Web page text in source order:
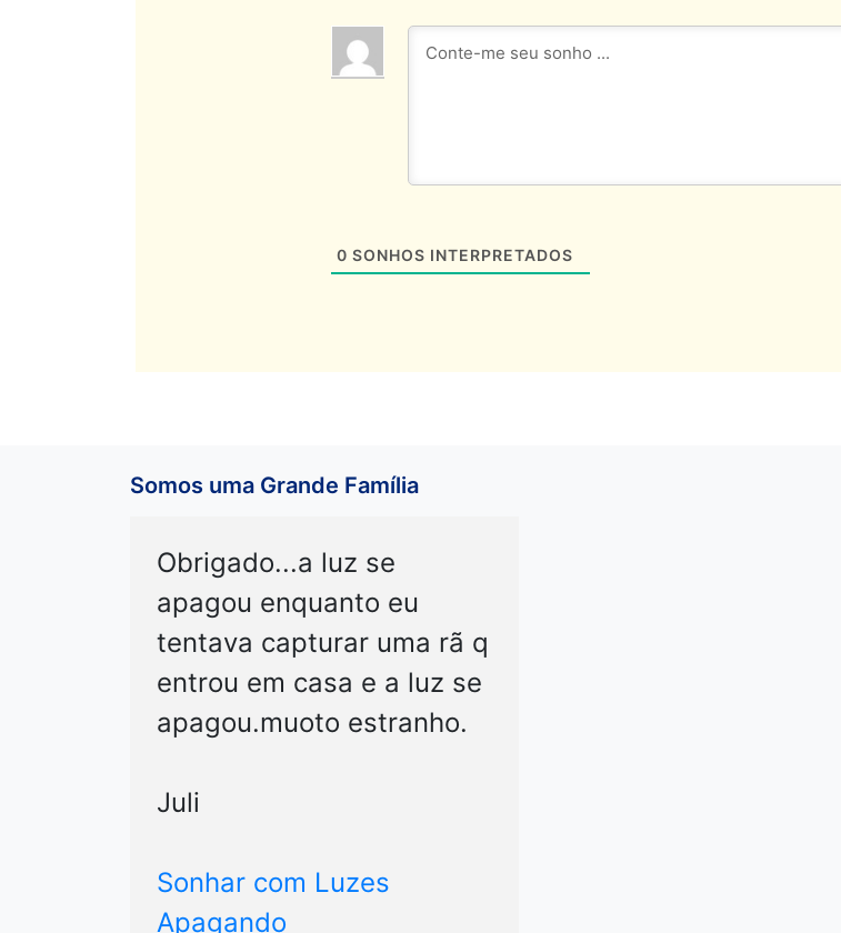
0 SONHOS INTERPRETADOS
Somos uma Grande Família
Obrigado...a luz se
apagou enquanto eu
tentava capturar uma rã q
entrou em casa e a luz se
apagou.muoto estranho.
Juli
Sonhar com Luzes
Apagando